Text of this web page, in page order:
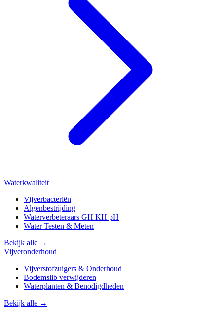
Waterkwaliteit
Vijverbacteriën
Algenbestrijding
Waterverbeteraars GH KH pH
Water Testen & Meten
Bekijk alle →
Vijveronderhoud
Vijverstofzuigers & Onderhoud
Bodemslib verwijderen
Waterplanten & Benodigdheden
Bekijk alle →